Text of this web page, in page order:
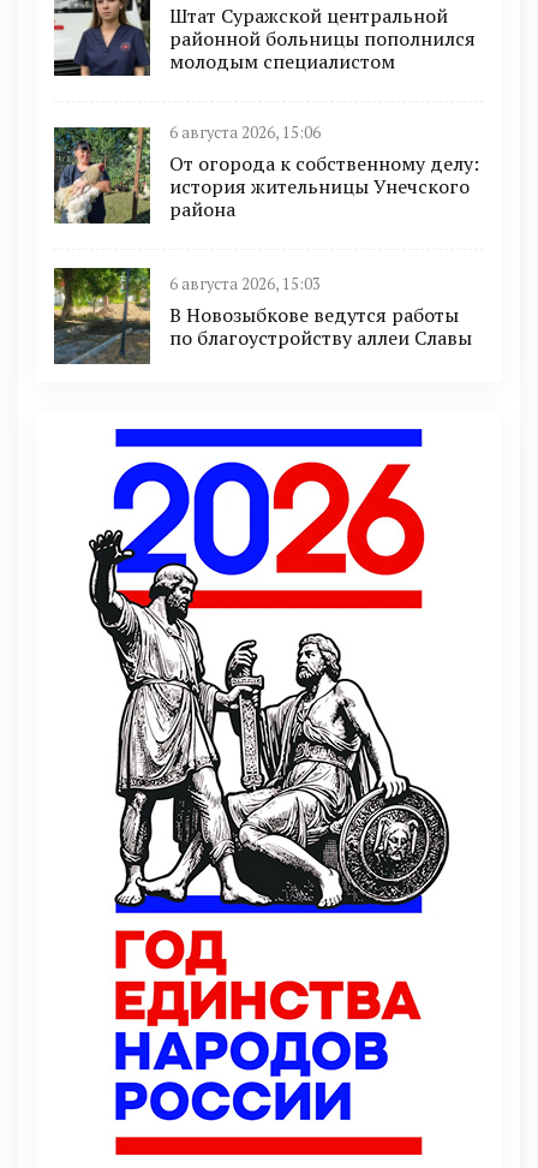
Штат Суражской центральной
районной больницы пополнился
молодым специалистом
6 августа 2026, 15:06
От огорода к собственному делу:
история жительницы Унечского
района
6 августа 2026, 15:03
В Новозыбкове ведутся работы
по благоустройству аллеи Славы